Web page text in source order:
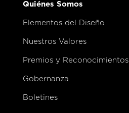
Quiénes Somos
Elementos del Diseño
Nuestros Valores
Premios y Reconocimientos
Gobernanza
Boletines